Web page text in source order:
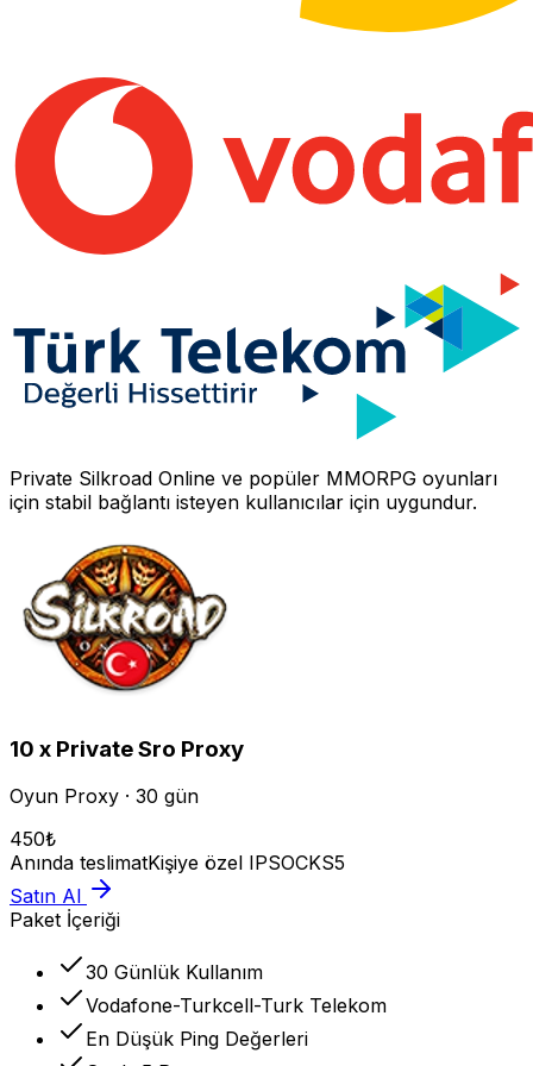
Private Silkroad Online ve popüler MMORPG oyunları
için stabil bağlantı isteyen kullanıcılar için uygundur.
10 x Private Sro Proxy
Oyun Proxy · 30 gün
450₺
Anında teslimatKişiye özel IPSOCKS5
Satın Al
Paket İçeriği
30 Günlük Kullanım
Vodafone-Turkcell-Turk Telekom
En Düşük Ping Değerleri